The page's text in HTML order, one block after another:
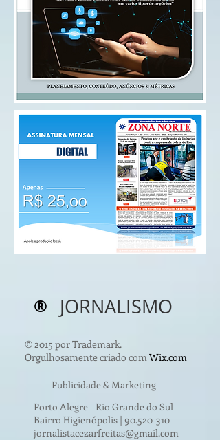
® JORNALISMO
© 2015 por Trademark.
Orgulhosamente criado comWix.com
Publicidade & Marketing
Porto Alegre - Rio Grande do Sul
Bairro Higienópolis | 90.520-310
jornalistacezarfreitas@gmail.com